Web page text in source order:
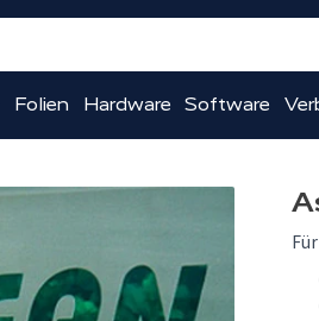
Folien Hardware Software